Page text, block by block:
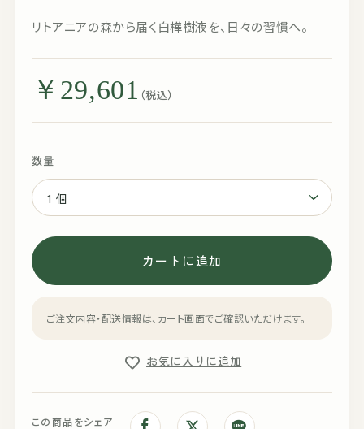
リトアニアの森から届く白樺樹液を、日々の習慣へ。
￥29,601 （税込）
数量
カートに追加
ご注文内容・配送情報は、カート画面でご確認いただけます。
お気に入りに追加
この商品をシェア